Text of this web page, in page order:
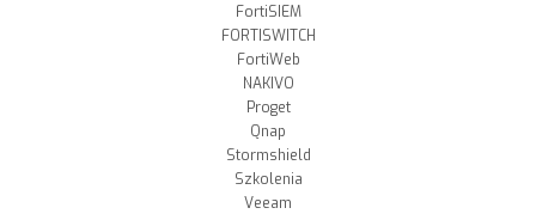
FortiSIEM
FORTISWITCH
FortiWeb
NAKIVO
Proget
Qnap
Stormshield
Szkolenia
Veeam